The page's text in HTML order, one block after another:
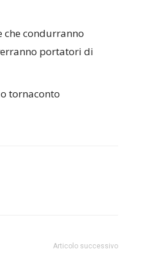
condurranno
portatori di
tornaconto
Articolo successivo